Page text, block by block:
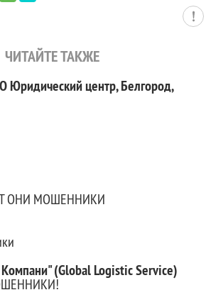
ЧИТАЙТЕ ТАКЖЕ
Юридический центр, Белгород,
ОНИ МОШЕННИКИ
(Global Logistic Service)